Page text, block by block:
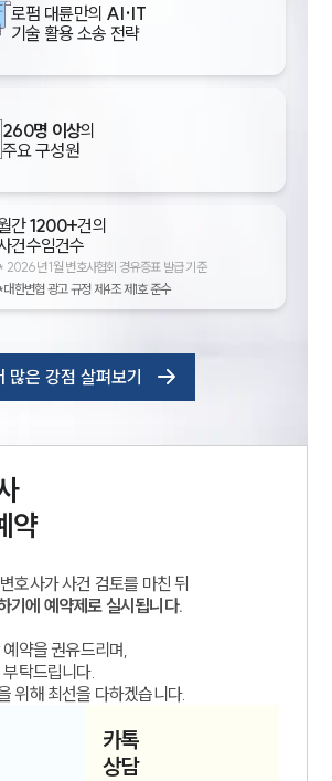
로펌 대륜만의 AI·IT
기술 활용 소송 전략
260명 이상의
주요 구성원
간1200+건의
건수임건수
2026년 1월 변호사협회 경유증표 발급 기준
한변협 광고 규정 제4조 제1호 준수
많은 강점 살펴보기
약
호사가 사건 검토를 마친 뒤
기에 예약제로 실시됩니다.
약을 권유드리며,
탁드립니다.
위해 최선을 다하겠습니다.
카톡
상담